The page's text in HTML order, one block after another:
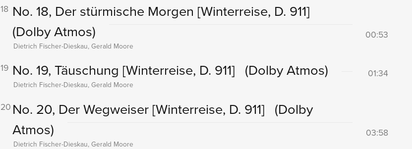
18 No. 18, Der stürmische Morgen [Winterreise, D. 911]
(Dolby Atmos)
00:53
Dietrich Fischer-Dieskau, Gerald Moore
19 No. 19, Täuschung [Winterreise, D. 911] (Dolby Atmos) 01:34
Dietrich Fischer-Dieskau, Gerald Moore
20 No. 20, Der Wegweiser [Winterreise, D. 911] (Dolby
Atmos)
03:58
Dietrich Fischer-Dieskau, Gerald Moore